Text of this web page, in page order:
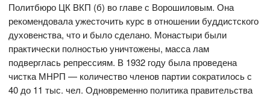
Политбюро ЦК ВКП (б) во главе с Ворошиловым. Она
рекомендовала ужесточить курс в отношении буддистского
духовенства, что и было сделано. Монастыри были
практически полностью уничтожены, масса лам
подверглась репрессиям. В 1932 году была проведена
чистка МНРП — количество членов партии сократилось с
40 до 11 тыс. чел. Одновременно политика правительства